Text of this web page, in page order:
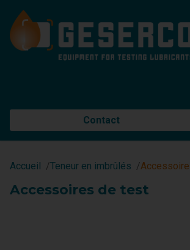
Contact
Accueil Teneur en imbrûlés
Accessoires de test